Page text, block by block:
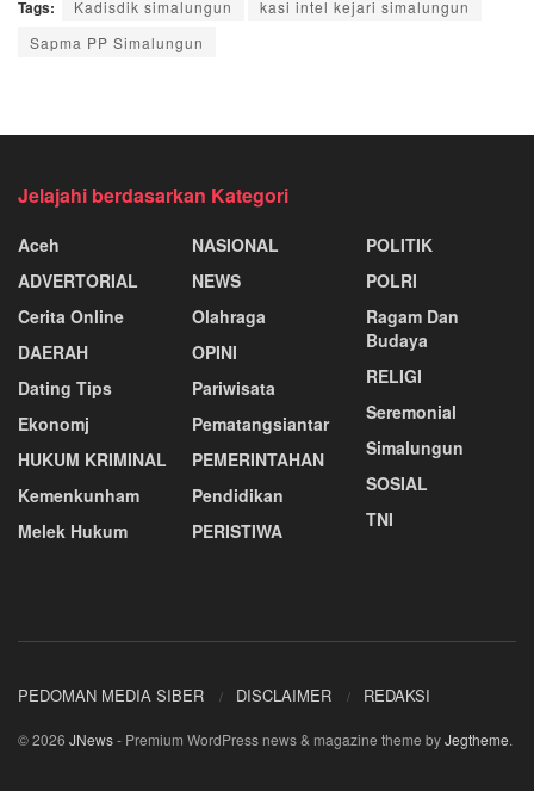
Tags: Kadisdik simalungun
kasi intel kejari simalungun
Sapma PP Simalungun
Jelajahi berdasarkan Kategori
Aceh
ADVERTORIAL
Cerita Online
DAERAH
Dating Tips
Ekonomj
HUKUM KRIMINAL
Kemenkunham
Melek Hukum
NASIONAL
NEWS
Olahraga
OPINI
Pariwisata
Pematangsiantar
PEMERINTAHAN
Pendidikan
PERISTIWA
POLITIK
POLRI
Ragam Dan
Budaya
RELIGI
Seremonial
Simalungun
SOSIAL
TNI
PEDOMAN MEDIA SIBER DISCLAIMER REDAKSI
© 2026 JNews- Premium WordPress news & magazine theme byJegtheme.